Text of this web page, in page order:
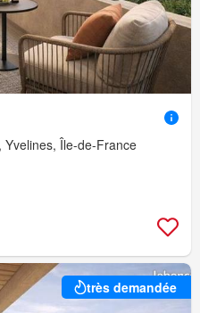
Île-de-France
très demandée